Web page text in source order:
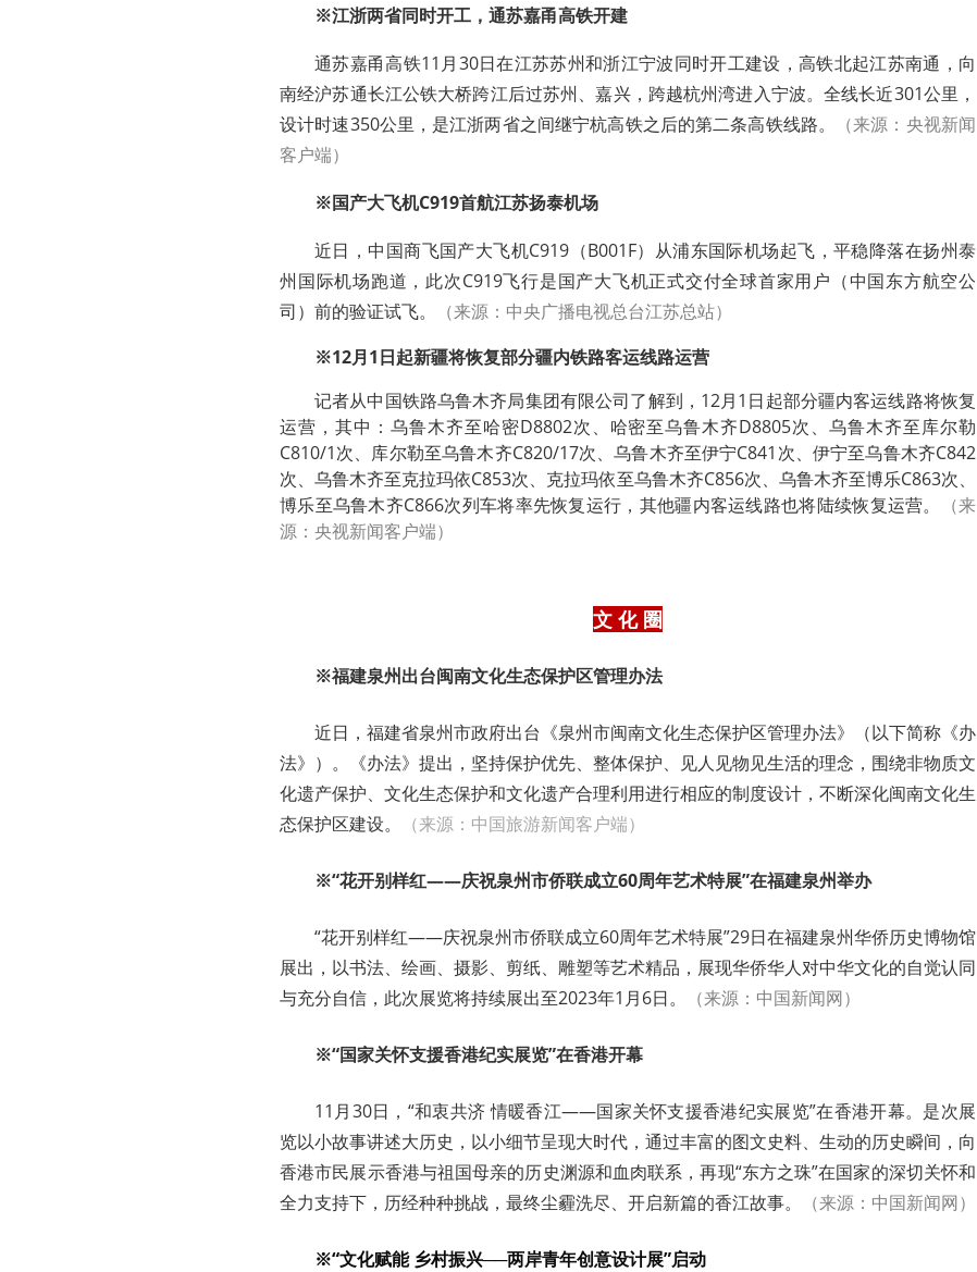
※江浙两省同时开工，通苏嘉甬高铁开建
通苏嘉甬高铁11月30日在江苏苏州和浙江宁波同时开工建设，高铁北起江苏南通，向
南经沪苏通长江公铁大桥跨江后过苏州、嘉兴，跨越杭州湾进入宁波。全线长近301公里，
设计时速350公里，是江浙两省之间继宁杭高铁之后的第二条高铁线路。
（来源：央视新闻
客户端）
※国产大飞机C919首航江苏扬泰机场
近日，中国商飞国产大飞机C919（B001F）从浦东国际机场起飞，平稳降落在扬州泰
州国际机场跑道，此次C919飞行是国产大飞机正式交付全球首家用户（中国东方航空公
司）前的验证试飞。
（来源：中央广播电视总台江苏总站）
※12月1日起新疆将恢复部分疆内铁路客运线路运营
记者从中国铁路乌鲁木齐局集团有限公司了解到，12月1日起部分疆内客运线路将恢复
运营，其中：乌鲁木齐至哈密D8802次、哈密至乌鲁木齐D8805次、乌鲁木齐至库尔勒
C810/1次、库尔勒至乌鲁木齐C820/17次、乌鲁木齐至伊宁C841次、伊宁至乌鲁木齐C842
次、乌鲁木齐至克拉玛依C853次、克拉玛依至乌鲁木齐C856次、乌鲁木齐至博乐C863次、
博乐至乌鲁木齐C866次列车将率先恢复运行，其他疆内客运线路也将陆续恢复运营。
（来
源：央视新闻客户端）
文 化 圈
※福建泉州出台闽南文化生态保护区管理办法
近日，福建省泉州市政府出台《泉州市闽南文化生态保护区管理办法》（以下简称《办
法》）。《办法》提出，坚持保护优先、整体保护、见人见物见生活的理念，围绕非物质文
化遗产保护、文化生态保护和文化遗产合理利用进行相应的制度设计，不断深化闽南文化生
态保护区建设。
（来源：中国旅游新闻客户端）
※“花开别样红——庆祝泉州市侨联成立60周年艺术特展”在福建泉州举办
“花开别样红——庆祝泉州市侨联成立60周年艺术特展”29日在福建泉州华侨历史博物馆
展出，以书法、绘画、摄影、剪纸、雕塑等艺术精品，展现华侨华人对中华文化的自觉认同
与充分自信，此次展览将持续展出至2023年1月6日。
（来源：中国新闻网）
※“国家关怀支援香港纪实展览”在香港开幕
11月30日，“和衷共济 情暖香江——国家关怀支援香港纪实展览”在香港开幕。是次展
览以小故事讲述大历史，以小细节呈现大时代，通过丰富的图文史料、生动的历史瞬间，向
香港市民展示香港与祖国母亲的历史渊源和血肉联系，再现“东方之珠”在国家的深切关怀和
全力支持下，历经种种挑战，最终尘霾洗尽、开启新篇的香江故事。
（来源：中国新闻网）
※“文化赋能 乡村振兴──两岸青年创意设计展”启动